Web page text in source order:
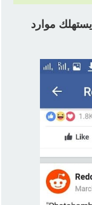
موارد